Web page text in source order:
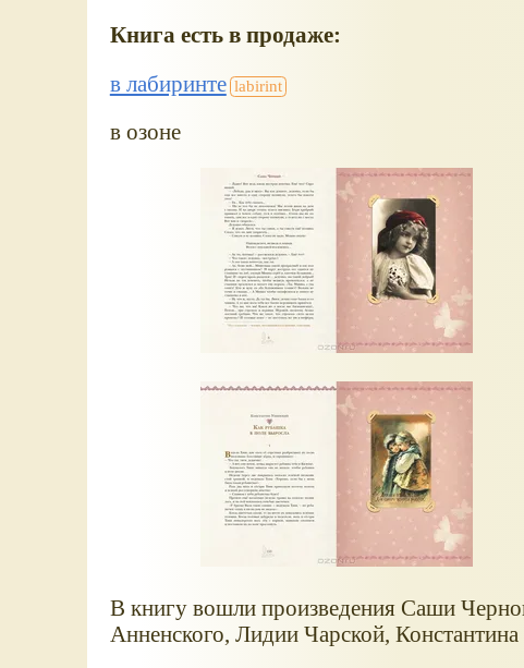
Книга есть в продаже:
в лабиринте
в озоне
В книгу вошли произведения Саши
Анненского, Лидии Чарской,